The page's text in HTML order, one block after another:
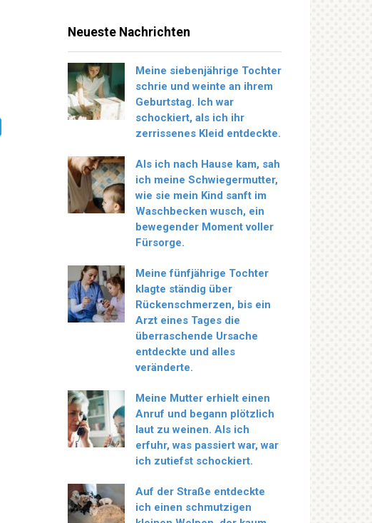
Neueste Nachrichten
Meine siebenjährige Tochter
schrie und weinte an ihrem
Geburtstag. Ich war
schockiert, als ich ihr
zerrissenes Kleid entdeckte.
Als ich nach Hause kam, sah
ich meine Schwiegermutter,
wie sie mein Kind sanft im
Waschbecken wusch, ein
bewegender Moment voller
Fürsorge.
Meine fünfjährige Tochter
klagte ständig über
Rückenschmerzen, bis ein
Arzt eines Tages die
überraschende Ursache
entdeckte und alles
veränderte.
Meine Mutter erhielt einen
Anruf und begann plötzlich
laut zu weinen. Als ich
erfuhr, was passiert war, war
ich zutiefst schockiert.
Auf der Straße entdeckte
ich einen schmutzigen